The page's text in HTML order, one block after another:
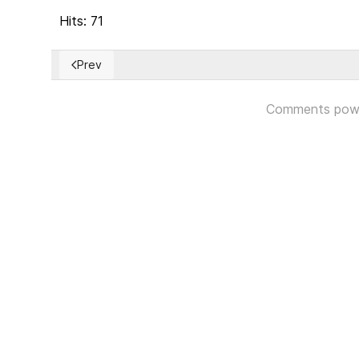
Hits: 71
Previous article: EUA: Thomas Massie en una
Prev
Comments